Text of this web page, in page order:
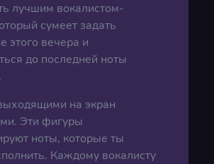
лучшим вокалистом-
сумеет задать
этого вечера и
до последней ноты
на экран
Эти фигуры
ноты, которые ты
Каждому вокалисту